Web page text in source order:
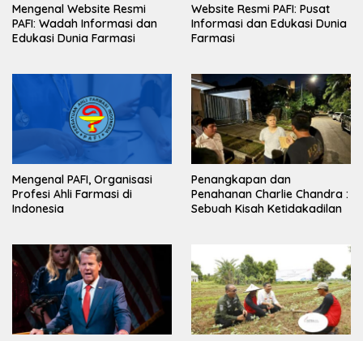
Mengenal Website Resmi
PAFI: Wadah Informasi dan
Edukasi Dunia Farmasi
Website Resmi PAFI: Pusat
Informasi dan Edukasi Dunia
Farmasi
Mengenal PAFI, Organisasi
Profesi Ahli Farmasi di
Indonesia
Penangkapan dan
Penahanan Charlie Chandra :
Sebuah Kisah Ketidakadilan